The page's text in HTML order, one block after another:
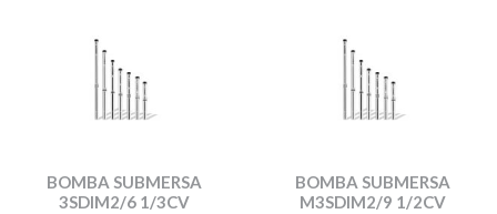
BOMBA SUBMERSA
3SDIM2/6 1/3CV
BOMBA SUBMERSA
M3SDIM2/9 1/2CV